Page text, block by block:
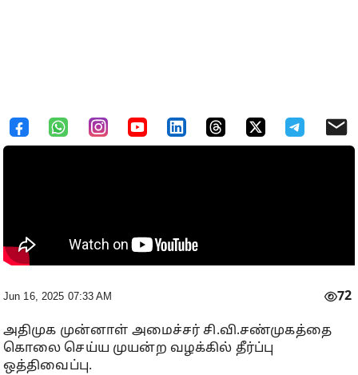
Jun 16, 2025 07:33 AM 72
அதிமுக முன்னாள் அமைச்சர் சி.வி.சண்முகத்தை
கொலை செய்ய முயன்ற வழக்கில் தீர்ப்பு
ஒத்திவைப்பு.